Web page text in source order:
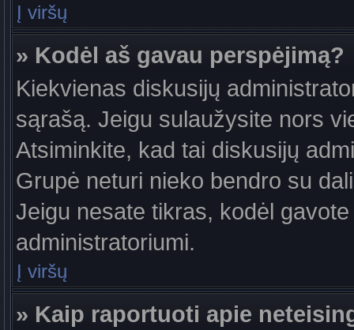
Į viršų
» Kodėl aš gavau perspėjimą?
Kiekvienas diskusijų
sąrašą. Jeigu sulaužysite nors
Atsiminkite, kad tai diskusijų
Grupė neturi nieko bendro su
Jeigu nesate tikras, kodėl
administratoriumi.
Į viršų
» Kaip raportuoti apie